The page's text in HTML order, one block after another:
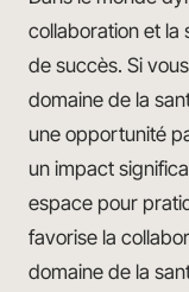
collaboration et la
de succès. Si
domaine de la
une opportunité
un impact
espace pour
favorise la
domaine de la